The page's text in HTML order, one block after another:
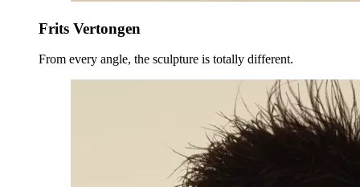
Frits Vertongen
From every angle, the sculpture is totally different.